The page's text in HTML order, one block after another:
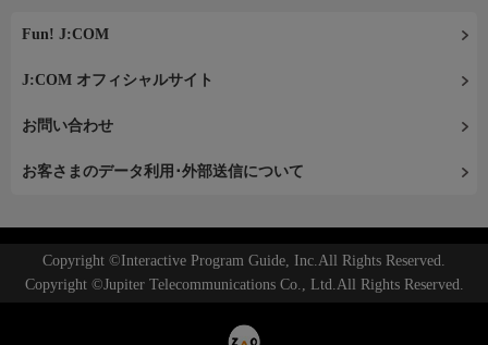
Fun! J:COM
J:COM オフィシャルサイト
お問い合わせ
お客さまのデータ利用･外部送信について
Copyright ©Interactive Program Guide, Inc.All Rights Reserved.
Copyright ©Jupiter Telecommunications Co., Ltd.All Rights Reserved.